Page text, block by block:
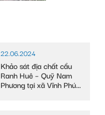
22.06.2024
Khảo sát địa chất cầu
Ranh Huê – Quỹ Nam
Phương tại xã Vĩnh Phú